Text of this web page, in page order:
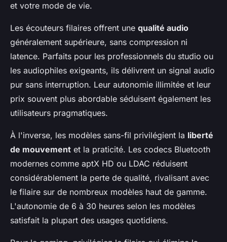
et votre mode de vie.
Les écouteurs filaires offrent une qualité audio
généralement supérieure, sans compression ni
latence. Parfaits pour les professionnels du studio ou
les audiophiles exigeants, ils délivrent un signal audio
pur sans interruption. Leur autonomie illimitée et leur
prix souvent plus abordable séduisent également les
utilisateurs pragmatiques.
À l'inverse, les modèles sans-fil privilégient la liberté
de mouvement et la praticité. Les codecs Bluetooth
modernes comme aptX HD ou LDAC réduisent
considérablement la perte de qualité, rivalisant avec
le filaire sur de nombreux modèles haut de gamme.
L'autonomie de 6 à 30 heures selon les modèles
satisfait la plupart des usages quotidiens.